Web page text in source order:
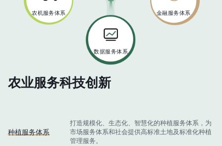
金融服务体系
数据服务体系
农机服务体系
农业服务科技创新
种植服务体系
打造规模化、生态化、智慧化的种植服务体系，为
市场服务体系和社会提供高标准土地及标准化种植
管理服务。